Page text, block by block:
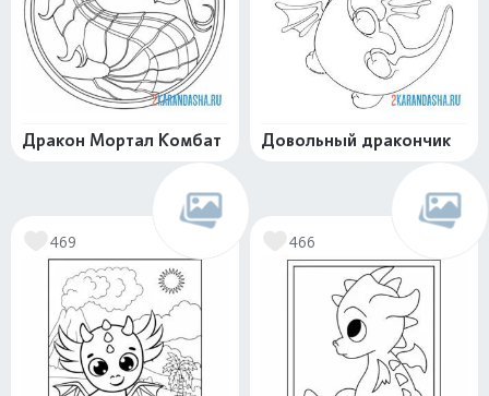
Дракон Мортал Комбат Довольный дракончик
469 466